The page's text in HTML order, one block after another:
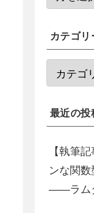
カテゴリ
最近の投
【執筆
ンな関
――ラム